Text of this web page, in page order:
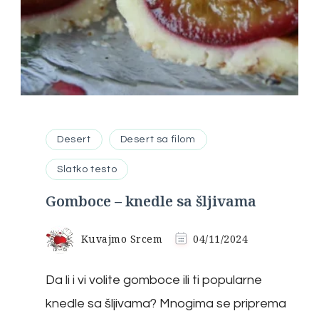
Desert Desert sa filom
Slatko testo
Gomboce – knedle sa šljivama
Kuvajmo Srcem 04/11/2024
Da li i vi volite gomboce ili ti popularne
knedle sa šljivama? Mnogima se priprema